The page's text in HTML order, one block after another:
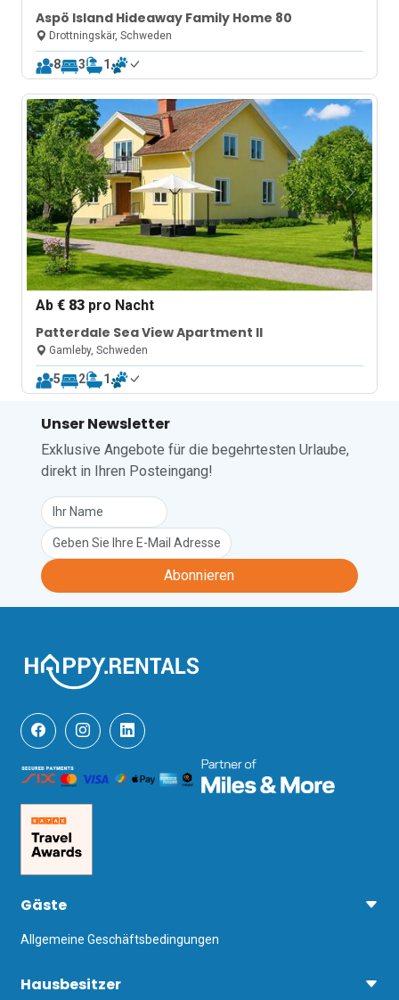
Aspö Island Hideaway Family Home 80
Drottningskär, Schweden
8 3 1
Ab€ 83 pro Nacht
Patterdale Sea View Apartment II
Gamleby, Schweden
5 2 1
Unser Newsletter
Exklusive Angebote für die begehrtesten Urlaube,
direkt in Ihren Posteingang!
Abonnieren
Gäste
Allgemeine Geschäftsbedingungen
Hausbesitzer